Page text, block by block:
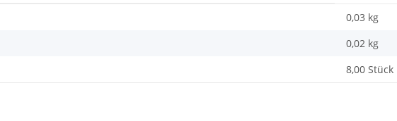
0,03 kg
0,02 kg
8,00 Stück